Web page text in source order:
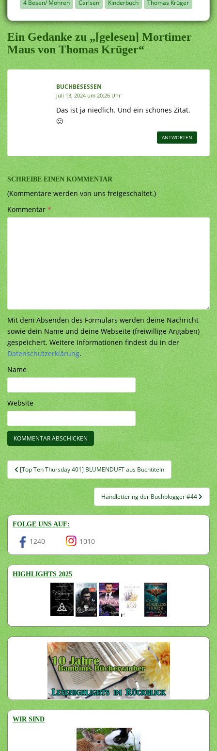
4 Besen/ Möhren Carlsen Kinderbuch Thomas Krüger
Ein Gedanke zu „[gelesen] Mortimer
Maus von Thomas Krüger“
BUCHBESESSEN
Juli 13, 2024 um 20:26 Uhr
Das ist ja niedlich. Und ein schönes Zitat.
🙂
ANTWORTEN
SCHREIBE EINEN KOMMENTAR
(Kommentare werden von uns freigeschaltet.)
Kommentar*
Mit dem Absenden des Formulars werden deine Nachricht
sowie dein Name und deine Webseite (freiwillige Angaben)
gespeichert. Weitere Informationen findest du in der
Datenschutzerklärung.
Name
Website
Beitragsnavigation
[Top Ten Thursday 401] BLUMENDUFT aus Buchtiteln
Handlettering der Buchblogger #44
FOLGE UNS AUF:
1240 1010
HIGHLIGHTS 2025
WIR SIND